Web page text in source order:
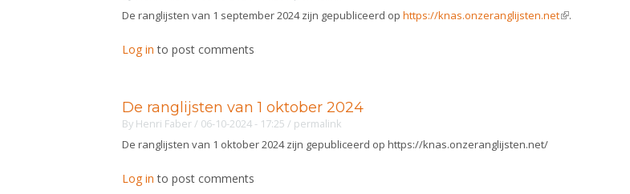
De ranglijsten van 1 september 2024 zijn gepubliceerd op https://knas.onzeranglijsten.net(link is external)
.
Log in to post comments
De ranglijsten van 1 oktober 2024
By Henri Faber/ 06-10-2024 - 17:25 / permalink
De ranglijsten van 1 oktober 2024 zijn gepubliceerd op https://knas.onzeranglijsten.net/
Log in to post comments